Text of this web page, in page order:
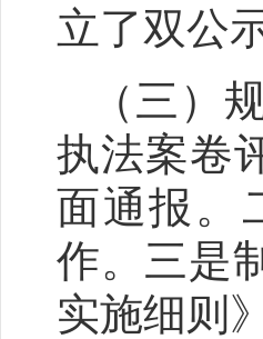
立了双公
（三）
执法案卷
面通报。
作。三是
实施细则》